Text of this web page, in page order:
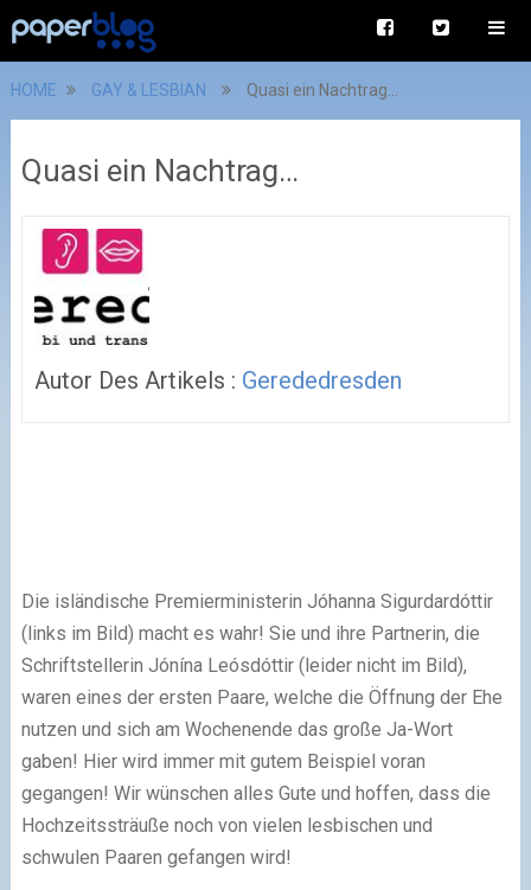
HOME GAY & LESBIAN Quasi ein Nachtrag…
Quasi ein Nachtrag…
Autor Des Artikels : Gerededresden
Die isländische Premierministerin Jóhanna Sigurdardóttir
(links im Bild) macht es wahr! Sie und ihre Partnerin, die
Schriftstellerin Jónína Leósdóttir (leider nicht im Bild),
waren eines der ersten Paare, welche die Öffnung der Ehe
nutzen und sich am Wochenende das große Ja-Wort
gaben! Hier wird immer mit gutem Beispiel voran
gegangen! Wir wünschen alles Gute und hoffen, dass die
Hochzeitssträuße noch von vielen lesbischen und
schwulen Paaren gefangen wird!